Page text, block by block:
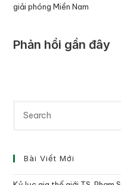
giải phóng Miền Nam
Phản hồi gần đây
Bài Viết Mới